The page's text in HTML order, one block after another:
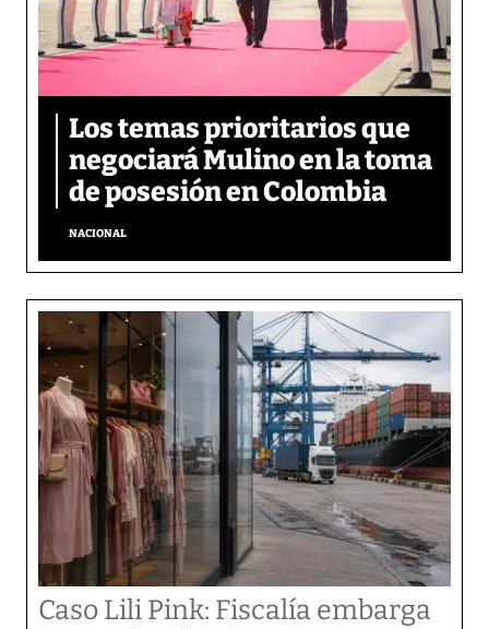
Los temas prioritarios que
negociará Mulino en la toma
de posesión en Colombia
NACIONAL
Caso Lili Pink: Fiscalía embarga